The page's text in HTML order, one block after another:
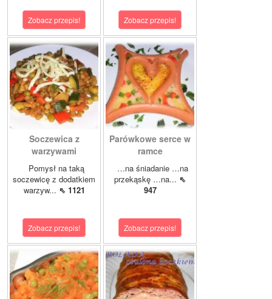
Zobacz przepis! Zobacz przepis!
Soczewica z
warzywami
Pomysł na taką
soczewicę z dodatkiem
warzyw... ⇖ 1121
Zobacz przepis!
Parówkowe serce w
ramce
…na śniadanie …na
przekąskę …na... ⇖
947
Zobacz przepis!